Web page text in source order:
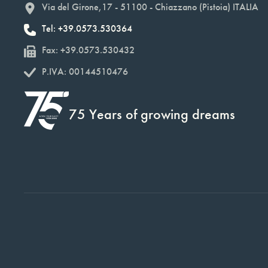
Via del Girone,17 - 51100 - Chiazzano (Pistoia) ITALIA
Tel: +39.0573.530364
Fax: +39.0573.530432
P.IVA: 00144510476
75 Years of growing dreams